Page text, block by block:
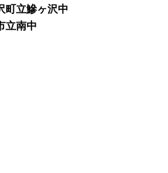
立鰺ヶ沢中
立南中